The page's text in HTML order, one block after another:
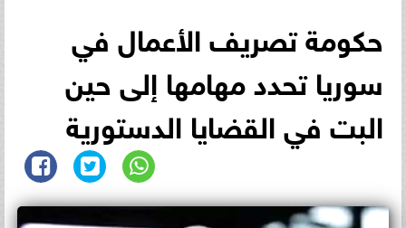
حكومة تصريف الأعمال في
سوريا تحدد مهامها إلى حين
البت في القضايا الدستورية